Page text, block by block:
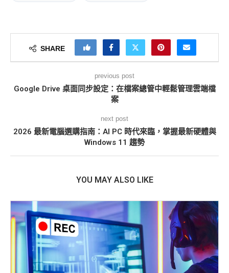
SHARE
previous post
Google Drive 桌面同步設定：在檔案總管中輕鬆管理雲端檔
案
next post
2026 最新電腦選購指南：AI PC 時代來臨，掌握最新硬體與
Windows 11 趨勢
YOU MAY ALSO LIKE